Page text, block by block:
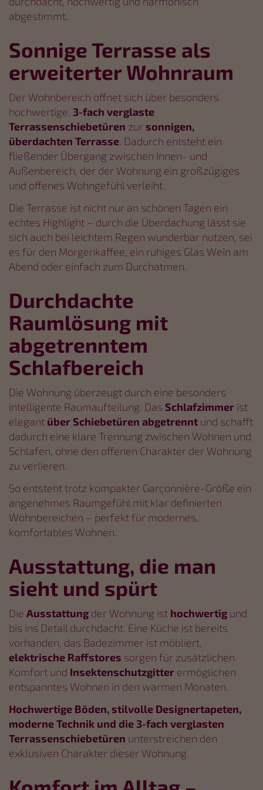
abgestimmt.
Sonnige Terrasse als
erweiterter Wohnraum
Der Wohnbereich öffnet sich über besonders
hochwertige, 3-fach verglaste
Terrassenschiebetüren zursonnigen,
überdachten Terrasse. Dadurch entsteht ein
fließender Übergang zwischen Innen- und
Außenbereich, der der Wohnung ein großzügiges
und offenes Wohngefühl verleiht.
Die Terrasse ist nicht nur an schönen Tagen ein
echtes Highlight – durch die Überdachung lässt sie
sich auch bei leichtem Regen wunderbar nutzen, sei
es für den Morgenkaffee, ein ruhiges Glas Wein am
Abend oder einfach zum Durchatmen.
Durchdachte
Raumlösung mit
abgetrenntem
Schlafbereich
Die Wohnung überzeugt durch eine besonders
intelligente Raumaufteilung. Das Schlafzimmer ist
elegant über Schiebetüren abgetrennt und schafft
dadurch eine klare Trennung zwischen Wohnen und
Schlafen, ohne den offenen Charakter der Wohnung
zu verlieren.
So entsteht trotz kompakter Garçonnière-Größe ein
angenehmes Raumgefühl mit klar definierten
Wohnbereichen – perfekt für modernes,
komfortables Wohnen.
Ausstattung, die man
sieht und spürt
Die Ausstattung der Wohnung ist hochwertig und
bis ins Detail durchdacht. Eine Küche ist bereits
vorhanden, das Badezimmer ist möbliert,
elektrische Raffstores sorgen für zusätzlichen
Komfort und Insektenschutzgitter ermöglichen
entspanntes Wohnen in den warmen Monaten.
Hochwertige Böden, stilvolle Designertapeten,
moderne Technik und die 3-fach verglasten
Terrassenschiebetüren unterstreichen den
exklusiven Charakter dieser Wohnung.